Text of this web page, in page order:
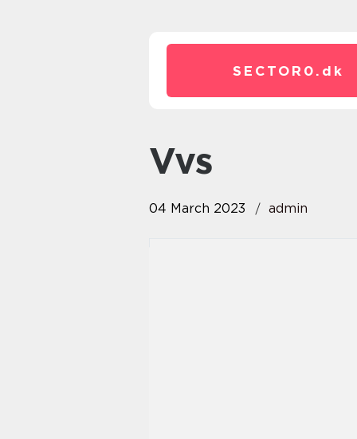
SECTOR0. dk
vvs
04 March 2023 admin